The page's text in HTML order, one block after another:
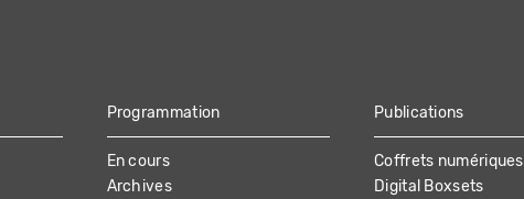
Programmation
En cours
Archives
Publications
Coffrets numériques
Digital Boxsets